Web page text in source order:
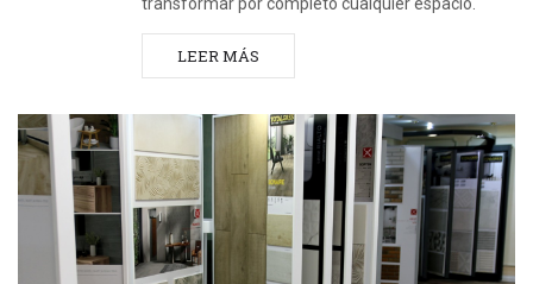
LEER MÁS